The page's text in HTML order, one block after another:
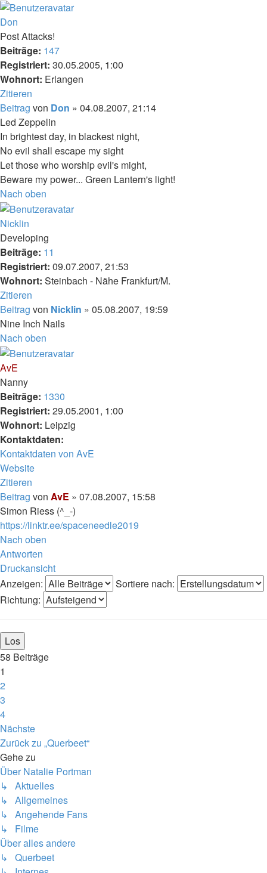
Don
Post Attacks!
Beiträge: 147
Registriert: 30.05.2005, 1:00
Wohnort: Erlangen
Zitieren
Beitrag von Don » 04.08.2007, 21:14
Led Zeppelin
In brightest day, in blackest night,
No evil shall escape my sight
Let those who worship evil's might,
Beware my power... Green Lantern's light!
Nach oben
Nicklin
Developing
Beiträge: 11
Registriert: 09.07.2007, 21:53
Wohnort: Steinbach - Nähe Frankfurt/M.
Zitieren
Beitrag von Nicklin » 05.08.2007, 19:59
Nine Inch Nails
Nach oben
AvE
Nanny
Beiträge: 1330
Registriert: 29.05.2001, 1:00
Wohnort: Leipzig
Kontaktdaten:
Kontaktdaten von AvE
Website
Zitieren
Beitrag von AvE » 07.08.2007, 15:58
Simon Riess (^_-)
https://linktr.ee/spaceneedle2019
Nach oben
Antworten
Druckansicht
Anzeigen:
Sortiere nach:
Richtung:
58 Beiträge
1
2
3
4
Nächste
Zurück zu „Querbeet“
Gehe zu
Über Natalie Portman
↳ Aktuelles
↳ Allgemeines
↳ Angehende Fans
↳ Filme
Über alles andere
↳ Querbeet